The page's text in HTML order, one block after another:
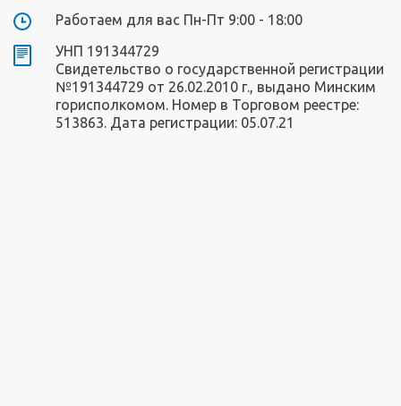
Работаем для вас Пн-Пт 9:00 - 18:00
УНП 191344729
Свидетельство о государственной регистрации
№191344729 от 26.02.2010 г., выдано Минским
горисполкомом. Номер в Торговом реестре:
513863. Дата регистрации: 05.07.21